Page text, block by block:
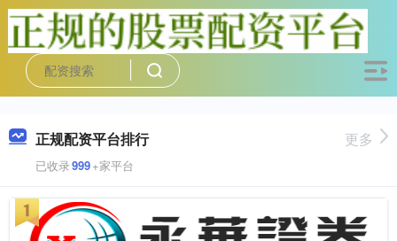
正规配资平台排行
已收录999+家平台
更多